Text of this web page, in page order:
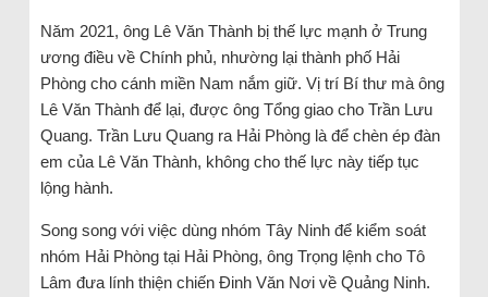
Năm 2021, ông Lê Văn Thành bị thế lực mạnh ở Trung
ương điều về Chính phủ, nhường lại thành phố Hải
Phòng cho cánh miền Nam nắm giữ. Vị trí Bí thư mà ông
Lê Văn Thành để lại, được ông Tổng giao cho Trần Lưu
Quang. Trần Lưu Quang ra Hải Phòng là để chèn ép đàn
em của Lê Văn Thành, không cho thế lực này tiếp tục
lộng hành.
Song song với việc dùng nhóm Tây Ninh để kiểm soát
nhóm Hải Phòng tại Hải Phòng, ông Trọng lệnh cho Tô
Lâm đưa lính thiện chiến Đinh Văn Nơi về Quảng Ninh.